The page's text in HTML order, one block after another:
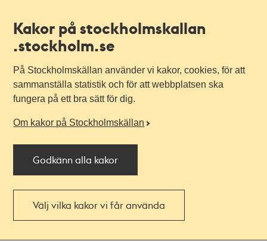
Kakor på stockholmskallan
.stockholm.se
På Stockholmskällan använder vi kakor, cookies, för att
sammanställa statistik och för att webbplatsen ska
fungera på ett bra sätt för dig.
Om kakor på Stockholmskällan
Godkänn alla kakor
Välj vilka kakor vi får använda